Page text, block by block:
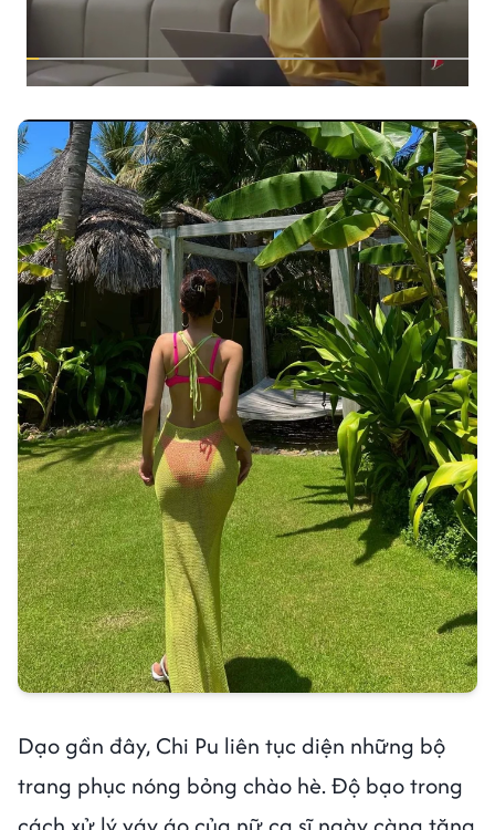
Dạo gần đây, Chi Pu liên tục diện những bộ
trang phục nóng bỏng chào hè. Độ bạo trong